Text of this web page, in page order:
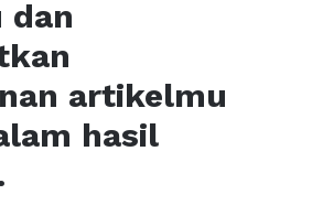
dan
artikelmu
hasil